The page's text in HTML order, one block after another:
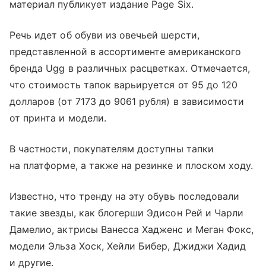
материал публикует издание Page Six.
Речь идет об обуви из овечьей шерсти,
представленной в ассортименте американского
бренда Ugg в различных расцветках. Отмечается,
что стоимость тапок варьируется от 95 до 120
долларов (от 7173 до 9061 рубля) в зависимости
от принта и модели.
В частности, покупателям доступны тапки
на платформе, а также на резинке и плоском ходу.
Известно, что тренду на эту обувь последовали
такие звезды, как блогерши Эдисон Рей и Чарли
Дамелио, актрисы Ванесса Хадженс и Меган Фокс,
модели Эльза Хоск, Хейли Бибер, Джиджи Хадид
и другие.